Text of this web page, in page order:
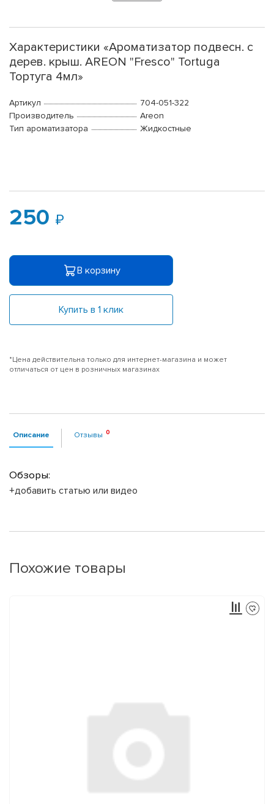
Характеристики «Ароматизатор подвесн. с
дерев. крыш. AREON "Fresco" Tortuga
Тортуга 4мл»
Артикул
704-051-322
Производитель
Areon
Тип ароматизатора
Жидкостные
250
В корзину
Купить в 1 клик
*Цена действительна только для интернет-магазина и может
отличаться от цен в розничных магазинах
Описание Отзывы
Обзоры:
+добавить статью или видео
Похожие товары